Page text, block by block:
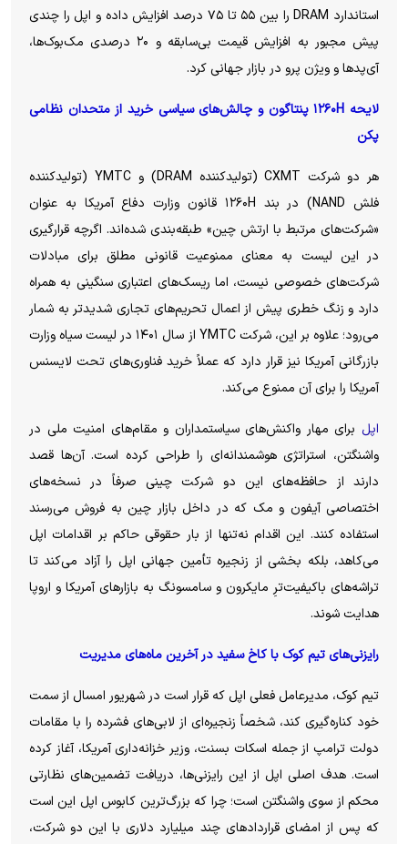
استاندارد DRAM را بین ۵۵ تا ۷۵ درصد افزایش داده و اپل را چندی
پیش مجبور به افزایش قیمت بی‌سابقه و ۲۰ درصدی مک‌بوک‌ها،
آی‌پد‌ها و ویژن پرو در بازار جهانی کرد.
لایحه ۱۲۶۰H پنتاگون و چالش‌های سیاسی خرید از متحدان نظامی
پکن
هر دو شرکت CXMT (تولیدکننده DRAM) و YMTC (تولیدکننده
فلش NAND) در بند ۱۲۶۰H قانون وزارت دفاع آمریکا به عنوان
«شرکت‌های مرتبط با ارتش چین» طبقه‌بندی شده‌اند. اگرچه قرارگیری
در این لیست به معنای ممنوعیت قانونی مطلق برای مبادلات
شرکت‌های خصوصی نیست، اما ریسک‌های اعتباری سنگینی به همراه
دارد و زنگ خطری پیش از اعمال تحریم‌های تجاری شدیدتر به شمار
می‌رود؛ علاوه بر این، شرکت YMTC از سال ۱۴۰۱ در لیست سیاه وزارت
بازرگانی آمریکا نیز قرار دارد که عملاً خرید فناوری‌های تحت لایسنس
آمریکا را برای آن ممنوع می‌کند.
اپل برای مهار واکنش‌های سیاستمداران و مقام‌های امنیت ملی در
واشنگتن، استراتژی هوشمندانه‌ای را طراحی کرده است. آن‌ها قصد
دارند از حافظه‌های این دو شرکت چینی صرفاً در نسخه‌های
اختصاصی آیفون و مک که در داخل بازار چین به فروش می‌رسند
استفاده کنند. این اقدام نه‌تنها از بار حقوقی حاکم بر اقدامات اپل
می‌کاهد، بلکه بخشی از زنجیره تأمین جهانی اپل را آزاد می‌کند تا
تراشه‌های باکیفیت‌ترِ مایکرون و سامسونگ به بازار‌های آمریکا و اروپا
هدایت شوند.
رایزنی‌های تیم کوک با کاخ سفید در آخرین ماه‌های مدیریت
تیم کوک، مدیرعامل فعلی اپل که قرار است در شهریور امسال از سمت
خود کناره‌گیری کند، شخصاً زنجیره‌ای از لابی‌های فشرده را با مقامات
دولت ترامپ از جمله اسکات بسنت، وزیر خزانه‌داری آمریکا، آغاز کرده
است. هدف اصلی اپل از این رایزنی‌ها، دریافت تضمین‌های نظارتی
محکم از سوی واشنگتن است؛ چرا که بزرگ‌ترین کابوس اپل این است
که پس از امضای قرارداد‌های چند میلیارد دلاری با این دو شرکت،